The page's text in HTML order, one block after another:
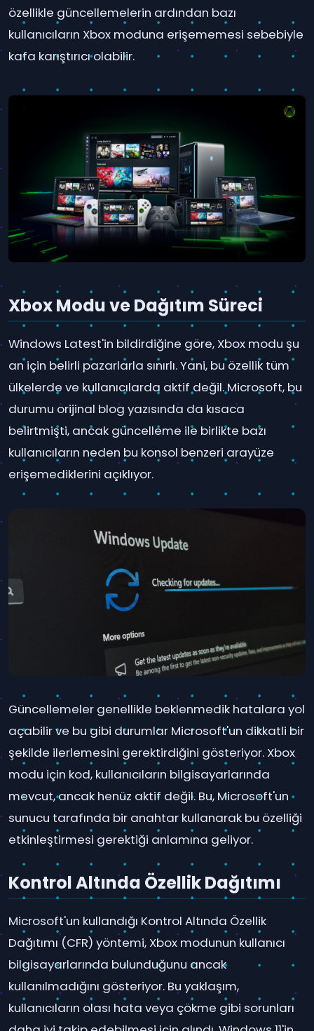
özellikle güncellemelerin ardından bazı
kullanıcıların Xbox moduna erişememesi sebebiyle
kafa karıştırıcı olabilir.
Xbox Modu ve Dağıtım Süreci
Windows Latest'in bildirdiğine göre, Xbox modu şu
an için belirli pazarlarla sınırlı. Yani, bu özellik tüm
ülkelerde ve kullanıcılarda aktif değil. Microsoft, bu
durumu orijinal blog yazısında da kısaca
belirtmişti, ancak güncelleme ile birlikte bazı
kullanıcıların neden bu konsol benzeri arayüze
erişemediklerini açıklıyor.
Güncellemeler genellikle beklenmedik hatalara yol
açabilir ve bu gibi durumlar Microsoft'un dikkatli bir
şekilde ilerlemesini gerektirdiğini gösteriyor. Xbox
modu için kod, kullanıcıların bilgisayarlarında
mevcut, ancak henüz aktif değil. Bu, Microsoft'un
sunucu tarafında bir anahtar kullanarak bu özelliği
etkinleştirmesi gerektiği anlamına geliyor.
Kontrol Altında Özellik Dağıtımı
Microsoft'un kullandığı Kontrol Altında Özellik
Dağıtımı (CFR) yöntemi, Xbox modunun kullanıcı
bilgisayarlarında bulunduğunu ancak
kullanılmadığını gösteriyor. Bu yaklaşım,
kullanıcıların olası hata veya çökme gibi sorunları